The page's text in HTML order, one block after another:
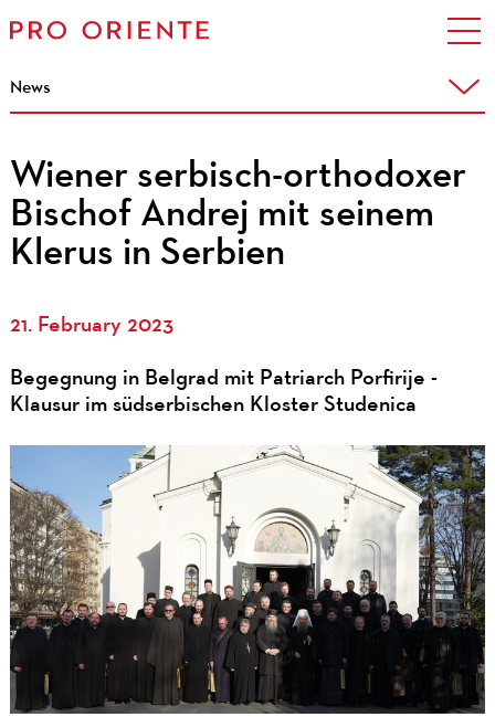
News
Wiener serbisch-orthodoxer
Bischof Andrej mit seinem
Klerus in Serbien
21. February 2023
Begegnung in Belgrad mit Patriarch Porfirije -
Klausur im südserbischen Kloster Studenica